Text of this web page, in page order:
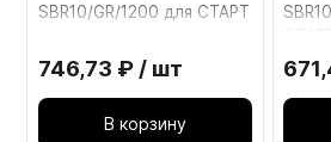
SBR10/GR/1200 для СТАРТ
Серый
746,73 ₽ / шт
В корзину